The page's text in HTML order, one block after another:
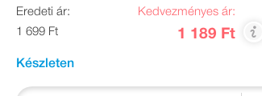
Eredeti ár:
1 699 Ft
Kedvezményes ár:
1 189 Ft
Készleten